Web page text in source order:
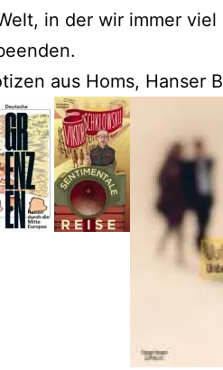
in der wir immer
aus Homs, Hanser